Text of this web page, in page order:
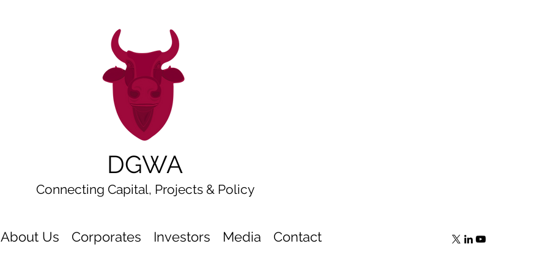
DGWA
Connecting Capital, Projects & Policy
About Us Corporates Investors Media Contact